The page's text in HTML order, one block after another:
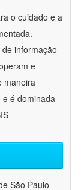
o cuidado e a
informação
e
maneira
e é dominada
São Paulo -